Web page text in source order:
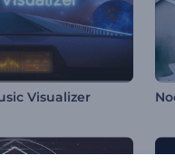
Visualizer